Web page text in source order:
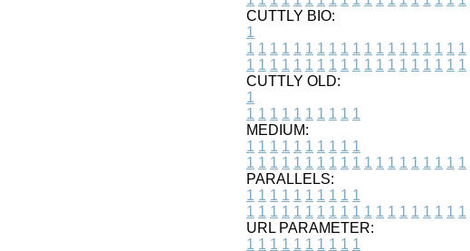
CUTTLY BIO:
1
1 1 1 1 1 1 1 1 1 1 1 1 1 1 1 1 1 1 1
1 1 1 1 1 1 1 1 1 1 1 1 1 1 1 1 1 1 1
CUTTLY OLD:
1
1 1 1 1 1 1 1 1 1 1
MEDIUM:
1 1 1 1 1 1 1 1 1 1
1 1 1 1 1 1 1 1 1 1 1 1 1 1 1 1 1 1 1
PARALLELS:
1 1 1 1 1 1 1 1 1 1
1 1 1 1 1 1 1 1 1 1 1 1 1 1 1 1 1 1 1
URL PARAMETER:
1 1 1 1 1 1 1 1 1 1